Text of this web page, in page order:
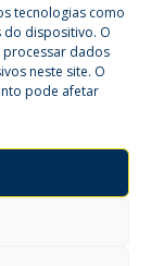
tecnologias como
do dispositivo. O
processar dados
neste site. O
pode afetar